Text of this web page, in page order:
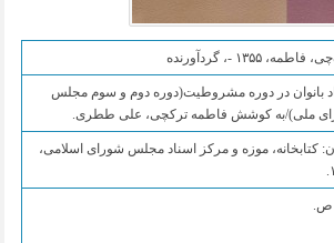
‏‫۱۳۵۵ -‏، گردآورنده
بانوان در دوره مشروطیت(دوره دوم و سوم مجلس
ملی)/به کوشش فاطمه ترکچی، علی ططری.
کتابخانه، موزه و مرکز اسناد مجلس شورای اسلامی،